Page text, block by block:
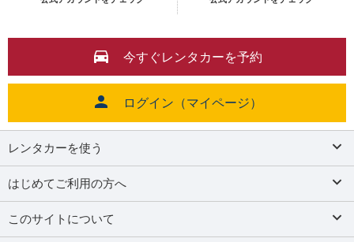
今すぐレンタカーを予約
ログイン（マイページ）
レンタカーを使う
はじめてご利用の方へ
このサイトについて